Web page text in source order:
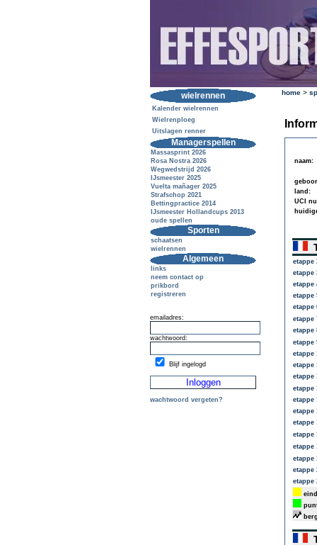
wielrennen
Kalender wielrennen
Wielrenploeg
Uitslagen renner
Managerspellen
Massasprint 2026
Rosa Nostra 2026
Wegwedstrijd 2026
IJsmeester 2025
Vuelta mañager 2025
Strafschop 2021
Bettingpractice 2014
IJsmeester Hollandcups 2013
oude spellen
Sporten
schaatsen
wielrennen
Algemeen
links
neem contact op
prikbord
registreren
emailadres:
wachtwoord:
Blijf ingelogd
wachtwoord vergeten?
home >
naam:
land:
UCI
etappe
etappe
etappe
etappe
etappe
etappe
etappe
etappe
etappe
etappe
etappe
etappe
etappe
etappe
etappe
etappe
etappe
etappe
etappe
etappe